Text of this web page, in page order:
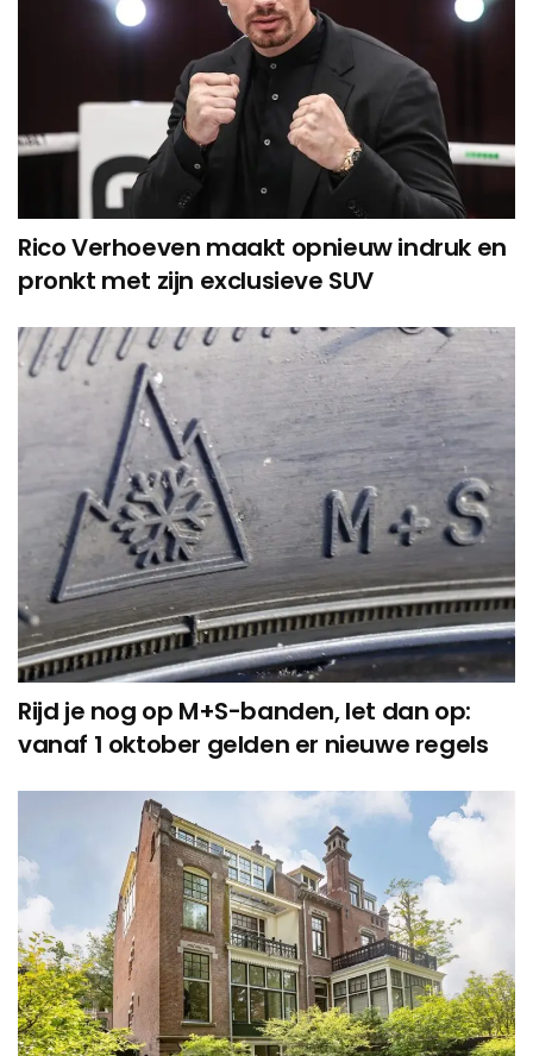
Rico Verhoeven maakt opnieuw indruk en
pronkt met zijn exclusieve SUV
Rijd je nog op M+S-banden, let dan op:
vanaf 1 oktober gelden er nieuwe regels